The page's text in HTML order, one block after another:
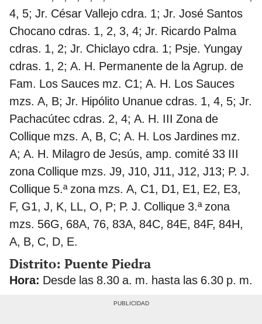
4, 5; Jr. César Vallejo cdra. 1; Jr. José Santos
Chocano cdras. 1, 2, 3, 4; Jr. Ricardo Palma
cdras. 1, 2; Jr. Chiclayo cdra. 1; Psje. Yungay
cdras. 1, 2; A. H. Permanente de la Agrup. de
Fam. Los Sauces mz. C1; A. H. Los Sauces
mzs. A, B; Jr. Hipólito Unanue cdras. 1, 4, 5; Jr.
Pachacútec cdras. 2, 4; A. H. III Zona de
Collique mzs. A, B, C; A. H. Los Jardines mz.
A; A. H. Milagro de Jesús, amp. comité 33 III
zona Collique mzs. J9, J10, J11, J12, J13; P. J.
Collique 5.ª zona mzs. A, C1, D1, E1, E2, E3,
F, G1, J, K, LL, O, P; P. J. Collique 3.ª zona
mzs. 56G, 68A, 76, 83A, 84C, 84E, 84F, 84H,
A, B, C, D, E.
Distrito: Puente Piedra
Hora: Desde las 8.30 a. m. hasta las 6.30 p. m.